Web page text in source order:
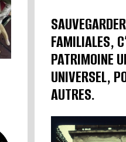
FAMILIALES,
PATRIMOINE
UNIVERSEL,
AUTRES.